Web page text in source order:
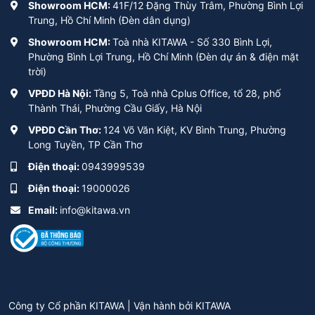
Showroom HCM:41F/12 Đặng Thùy Trâm, Phường Bình Lợi
Trung, Hồ Chí Minh (Đèn dân dụng)
Showroom HCM:Toà nhà KITAWA - Số 330 Bình Lợi,
Phường Bình Lợi Trung, Hồ Chí Minh (Đèn dự án & điện mặt
trời)
VPĐD Hà Nội:Tầng 5, Toà nhà Cplus Office, tổ 28, phố
Thành Thái, Phường Cầu Giấy, Hà Nội
VPĐD Cần Thơ:124 Võ Văn Kiệt, KV Bình Trung, Phường
Long Tuyền, TP Cần Thơ
Điện thoại:0943999539
Điện thoại:19000026
Email: info@kitawa.vn
Công ty Cổ phần KITAWA | Vận hành bởi KITAWA